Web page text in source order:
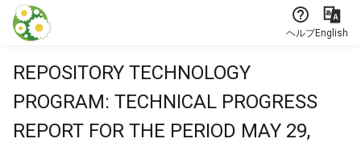
本文に飛ぶ
ヘルプEnglish
REPOSITORY TECHNOLOGY
PROGRAM: TECHNICAL PROGRESS
REPORT FOR THE PERIOD MAY 29,